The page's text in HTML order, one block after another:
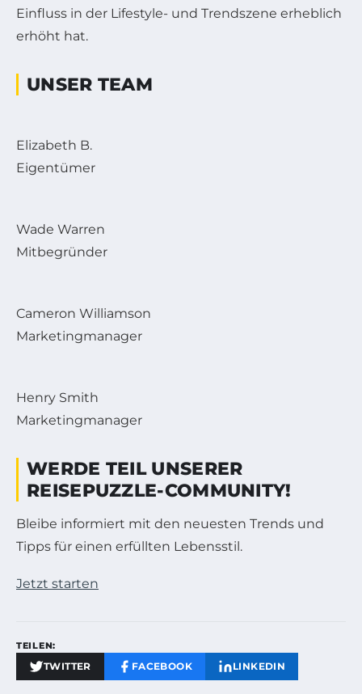
Einfluss in der Lifestyle- und Trendszene erheblich
erhöht hat.
UNSER TEAM
Elizabeth B.
Eigentümer
Wade Warren
Mitbegründer
Cameron Williamson
Marketingmanager
Henry Smith
Marketingmanager
WERDE TEIL UNSERER
REISEPUZZLE-COMMUNITY!
Bleibe informiert mit den neuesten Trends und
Tipps für einen erfüllten Lebensstil.
Jetzt starten
TEILEN:
TWITTER FACEBOOK LINKEDIN